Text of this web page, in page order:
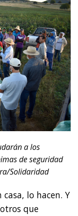
a los
de seguridad
Solidaridad
lo hacen. Y
que